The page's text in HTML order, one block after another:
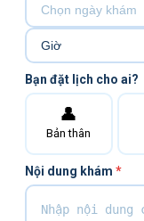
Bạn đặt lịch cho ai?
👤
Bản thân
Nội dung khám *